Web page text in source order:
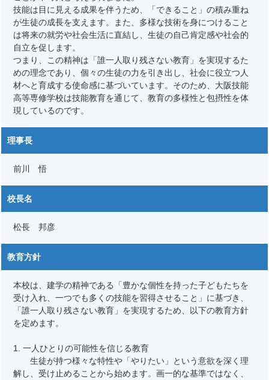
技能は目に見える成果を伴うため、「できること」の積み重ね
が生徒の成長を支えます。また、多様な技術を身につけること
は将来の就労や社会生活に直結し、生徒の自己肯定感や社会的
自立を促します。
つまり、この精神は「誰一人取り残さない教育」を実現するた
めの理念であり、個々の生徒の力を引き出し、社会に役立つ人
材へと育成する使命感に基づいています。そのため、大阪技能
高等専修学校は技能教育を通じて、教育の多様性と包摂性を体
現しているのです。
理事長
前川 悟
校長名
松長 邦彦
教育方針
本校は、建学の精神である「豊かな個性を持った子どもたちを
受け入れ、一つでも多くの技能を習得させること」に基づき、
「誰一人取り残さない教育」を実現するため、以下の教育方針
を定めます。
1. 一人ひとりの可能性を信じる教育
生徒が持つ様々な特性や「やりたい」という意欲を深く理
解し、受け止めることから始めます。画一的な基準ではなく、